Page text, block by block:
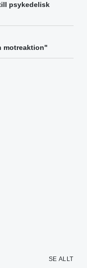
psykedelisk
motreaktion"
SE ALLT